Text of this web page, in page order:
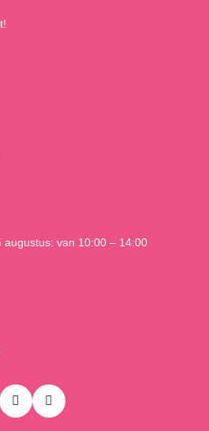
augustus: van 10:00 – 14:00